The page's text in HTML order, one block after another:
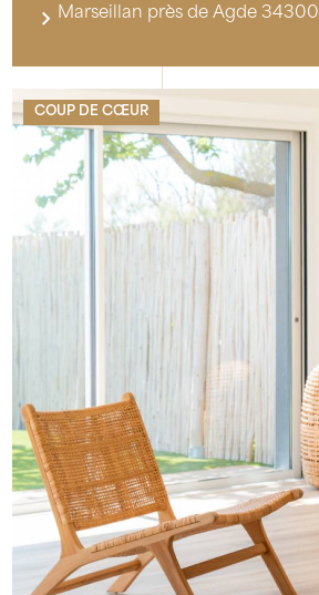
Marseillan près de Agde 34300
COUP DE CŒUR